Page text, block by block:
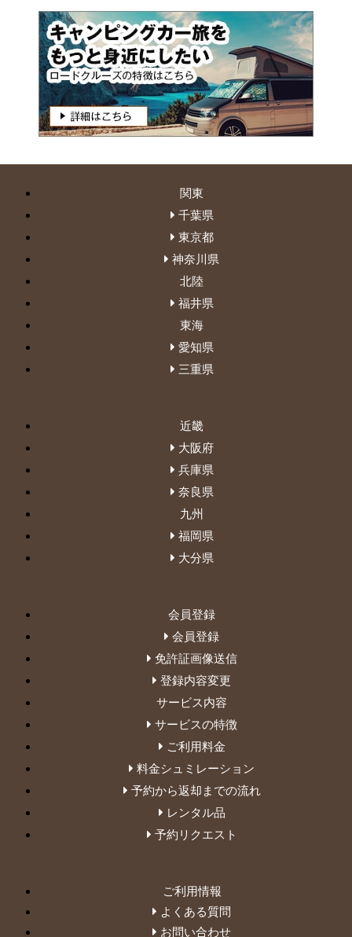
関東
千葉県
東京都
神奈川県
北陸
福井県
東海
愛知県
三重県
近畿
大阪府
兵庫県
奈良県
九州
福岡県
大分県
会員登録
会員登録
免許証画像送信
登録内容変更
サービス内容
サービスの特徴
ご利用料金
料金シュミレーション
予約から返却までの流れ
レンタル品
予約リクエスト
ご利用情報
よくある質問
お問い合わせ